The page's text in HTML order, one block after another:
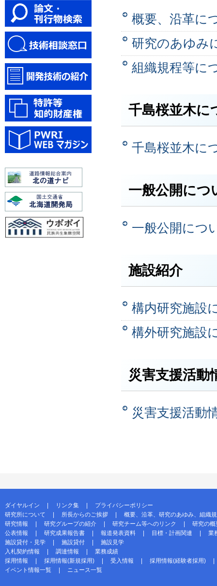
概要、沿革に
研究のあゆみ
組織規程等に
千島桜並木に
千島桜並木に
一般公開につ
一般公開につ
施設紹介
構内研究施設
構外研究施設
災害支援活動
災害支援活動
ダイヤルイン リンク集
プライバシーポリシー
研究所について
所長からのご挨拶
概要、沿革、研究のあゆみ、組織
研究情報
研究グループの紹介 研究チーム等へのリンク
研究の概
公表情報
研究成果報告書 報道発表資料 目標・計画関連
業
施設貸付・見学
施設貸付
施設見学
入札契約情報
調達情報
業務成績
採用情報
採用情報(新規採用) 受入情報
採用情報(経験者採用)
イベント情報一覧
ニュース一覧